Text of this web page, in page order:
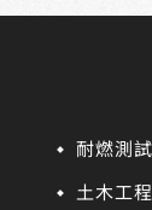
耐燃測試
土木工